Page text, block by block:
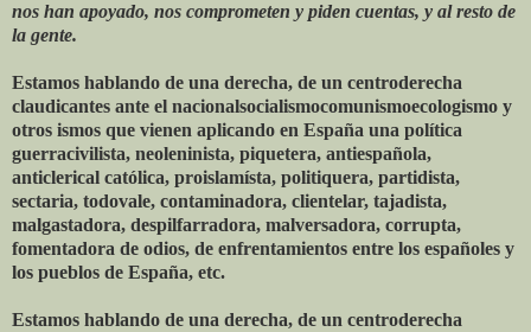
nos han apoyado, nos comprometen y piden cuentas, y al resto de
la gente.
Estamos hablando de una derecha, de un centroderecha
claudicantes ante el nacionalsocialismocomunismoecologismo y
otros ismos que vienen aplicando en España una política
guerracivilista, neoleninista, piquetera, antiespañola,
anticlerical católica, proislamísta, politiquera, partidista,
sectaria, todovale, contaminadora, clientelar, tajadista,
malgastadora, despilfarradora, malversadora, corrupta,
fomentadora de odios, de enfrentamientos entre los españoles y
los pueblos de España, etc.
Estamos hablando de una derecha, de un centroderecha